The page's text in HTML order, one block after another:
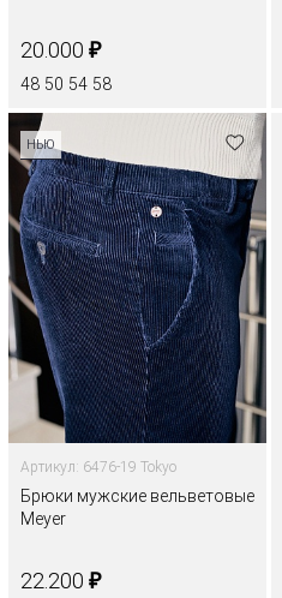
20.000 ₽
48 50 54 58
НЬЮ
Артикул: 6476-19 Tokyo
Брюки мужские вельветовые
Meyer
22.200 ₽